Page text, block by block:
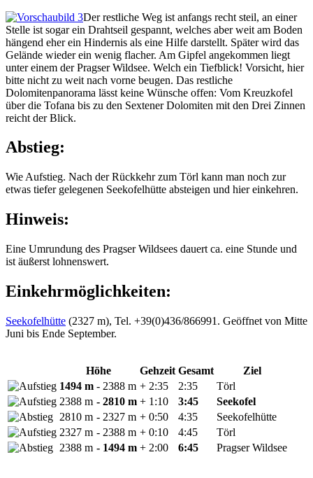
Der restliche Weg ist anfangs recht steil, an einer
Stelle ist sogar ein Drahtseil gespannt, welches aber weit am Boden
hängend eher ein Hindernis als eine Hilfe darstellt. Später wird das
Gelände wieder ein wenig flacher. Am Gipfel angekommen liegt
unter einem der Pragser Wildsee. Welch ein Tiefblick! Vorsicht, hier
bitte nicht zu weit nach vorne beugen. Das restliche
Dolomitenpanorama lässt keine Wünsche offen: Vom Kreuzkofel
über die Tofana bis zu den Sextener Dolomiten mit den Drei Zinnen
reicht der Blick.
Abstieg:
Wie Aufstieg. Nach der Rückkehr zum Törl kann man noch zur
etwas tiefer gelegenen Seekofelhütte absteigen und hier einkehren.
Hinweis:
Eine Umrundung des Pragser Wildsees dauert ca. eine Stunde und
ist äußerst lohnenswert.
Einkehrmöglichkeiten:
Seekofelhütte (2327 m), Tel. +39(0)436/866991. Geöffnet von Mitte
Juni bis Ende September.
Höhe Gehzeit Gesamt
Ziel
1494 m - 2388 m + 2:35 2:35
Törl
2388 m - 2810 m + 1:10 3:45
Seekofel
2810 m - 2327 m + 0:50 4:35
Seekofelhütte
2327 m - 2388 m + 0:10 4:45
Törl
2388 m - 1494 m + 2:00 6:45 Pragser Wildsee